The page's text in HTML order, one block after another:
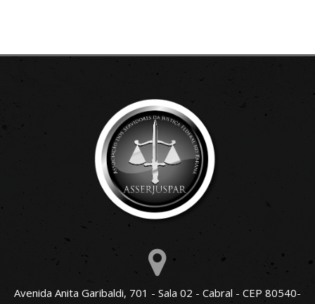
Avenida Anita Garibaldi, 701 - Sala 02 - Cabral - CEP 80540-